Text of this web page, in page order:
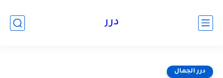
درر
درر الجمال